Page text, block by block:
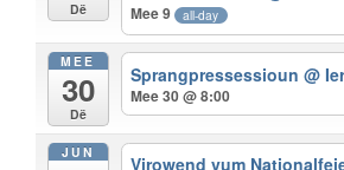
Dë Mee 9 all-day
MEE
30
Dë
Sprangpressessioun@
Mee 30 @ 8:00
JUN
Virowend vum